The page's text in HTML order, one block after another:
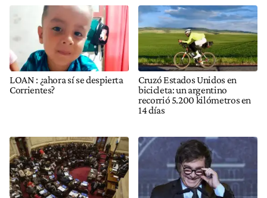
LOAN : ¿ahora sí se despierta
Corrientes?
Cruzó Estados Unidos en
bicicleta: un argentino
recorrió 5.200 kilómetros en
14 días